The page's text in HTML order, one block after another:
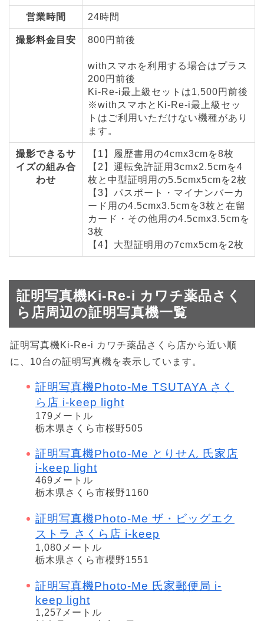
営業時間 24時間
撮影料金目安 800円前後
withスマホを利用する場合はプラス
200円前後
Ki-Re-i最上級セットは1,500円前後
※withスマホとKi-Re-i最上級セッ
トはご利用いただけない機種があり
ます。
撮影できるサ
イズの組み合
わせ
【1】履歴書用の4cmx3cmを8枚
【2】運転免許証用3cmx2.5cmを4
枚と中型証明用の5.5cmx5cmを2枚
【3】パスポート・マイナンバーカ
ード用の4.5cmx3.5cmを3枚と在留
カード・その他用の4.5cmx3.5cmを
3枚
【4】大型証明用の7cmx5cmを2枚
証明写真機Ki-Re-i カワチ薬品さく
ら店周辺の証明写真機一覧
証明写真機Ki-Re-i カワチ薬品さくら店から近い順
に、10台の証明写真機を表示しています。
証明写真機Photo-Me TSUTAYA さく
ら店 i-keep light
179メートル
栃木県さくら市桜野505
証明写真機Photo-Me とりせん 氏家店
i-keep light
469メートル
栃木県さくら市桜野1160
証明写真機Photo-Me ザ・ビッグエク
ストラ さくら店 i-keep
1,080メートル
栃木県さくら市櫻野1551
証明写真機Photo-Me 氏家郵便局 i-
keep light
1,257メートル